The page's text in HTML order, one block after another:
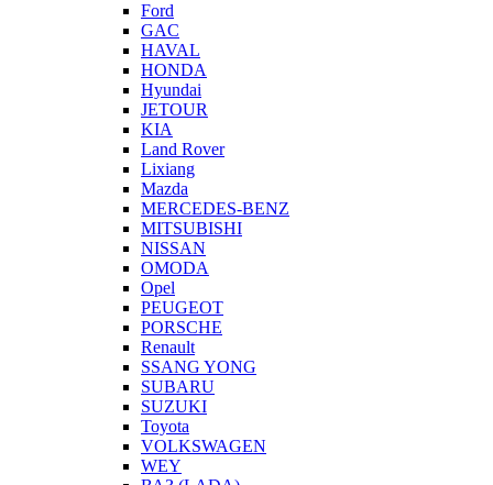
Ford
GAC
HAVAL
HONDA
Hyundai
JETOUR
KIA
Land Rover
Lixiang
Mazda
MERCEDES-BENZ
MITSUBISHI
NISSAN
OMODA
Opel
PEUGEOT
PORSCHE
Renault
SSANG YONG
SUBARU
SUZUKI
Toyota
VOLKSWAGEN
WEY